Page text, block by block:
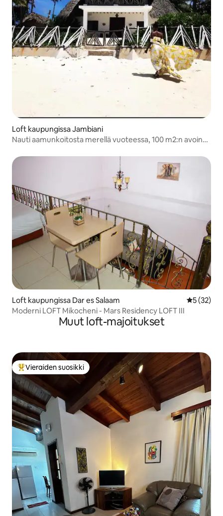
Loft kaupungissa Jambiani
Nauti aamunkoitosta merellä vuoteessa, 100 m2:n avoin
Loft kaupungissa Dar es Salaam
5 (32)
Moderni LOFT Mikocheni - Mars Residency LOFT III
Muut loft-majoitukset
Vieraiden suosikkien parhaimmistoa
Vieraiden suosikki